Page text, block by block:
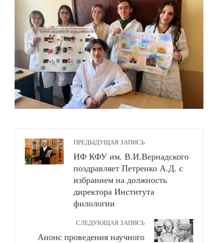
ПРЕДЫДУЩАЯ ЗАПИСЬ
ИФ КФУ им. В.И.Вернадского
поздравляет Петренко А.Д. с
избранием на должность
директора Института
филологии
СЛЕДУЮЩАЯ ЗАПИСЬ
Анонс проведения научного